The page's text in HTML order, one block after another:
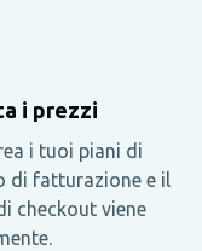
i prezzi
i tuoi piani di
di fatturazione e il
checkout viene